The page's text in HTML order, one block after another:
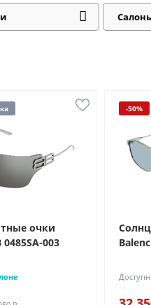
очки
0485SA-003
-50%